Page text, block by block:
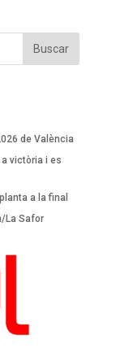
de València
victòria i es
a la final
La Safor